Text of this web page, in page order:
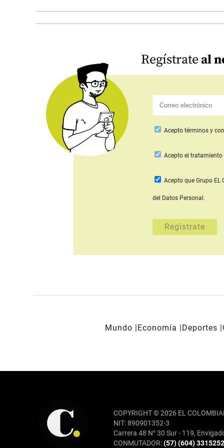
Regístrateal
Acepto términos y
Aceptoel tratamiento
Acepto que Grupo EL
del Datos Personal.
Mundo Economía Deportes
COPYRIGHT © 2026 EL
NIT: 890901352-3
Carrera 48 N° 30 Sur - 119,
CONMUTADOR:(57) (604)